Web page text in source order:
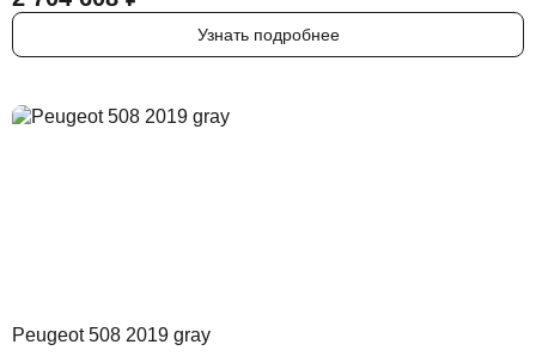
Узнать подробнее
Peugeot 508 2019 gray